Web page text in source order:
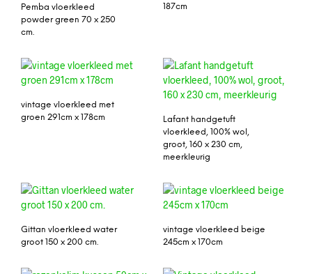
Pemba vloerkleed
powder green 70 x 250
cm.
187cm
vintage vloerkleed met
groen 291cm x 178cm
Lafant handgetuft
vloerkleed, 100% wol,
groot, 160 x 230 cm,
meerkleurig
Gittan vloerkleed water
groot 150 x 200 cm.
vintage vloerkleed beige
245cm x 170cm